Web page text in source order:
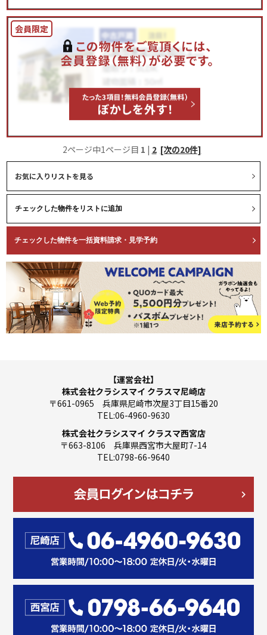
2ページ中1ページ目 1 | 2 [次の20件]
お気に入りリストを見る
【運営会社】
株式会社クラシスマイ クラスマ尼崎店
〒661-0965 兵庫県尼崎市次屋3丁目15番20
TEL:06-4960-9630
株式会社クラシスマイ クラスマ西宮店
〒663-8106 兵庫県西宮市大屋町7-14
TEL:0798-66-9640